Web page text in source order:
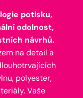
potisku,
odolnost,
návrhů.
na detail a
polyester,
Vaše